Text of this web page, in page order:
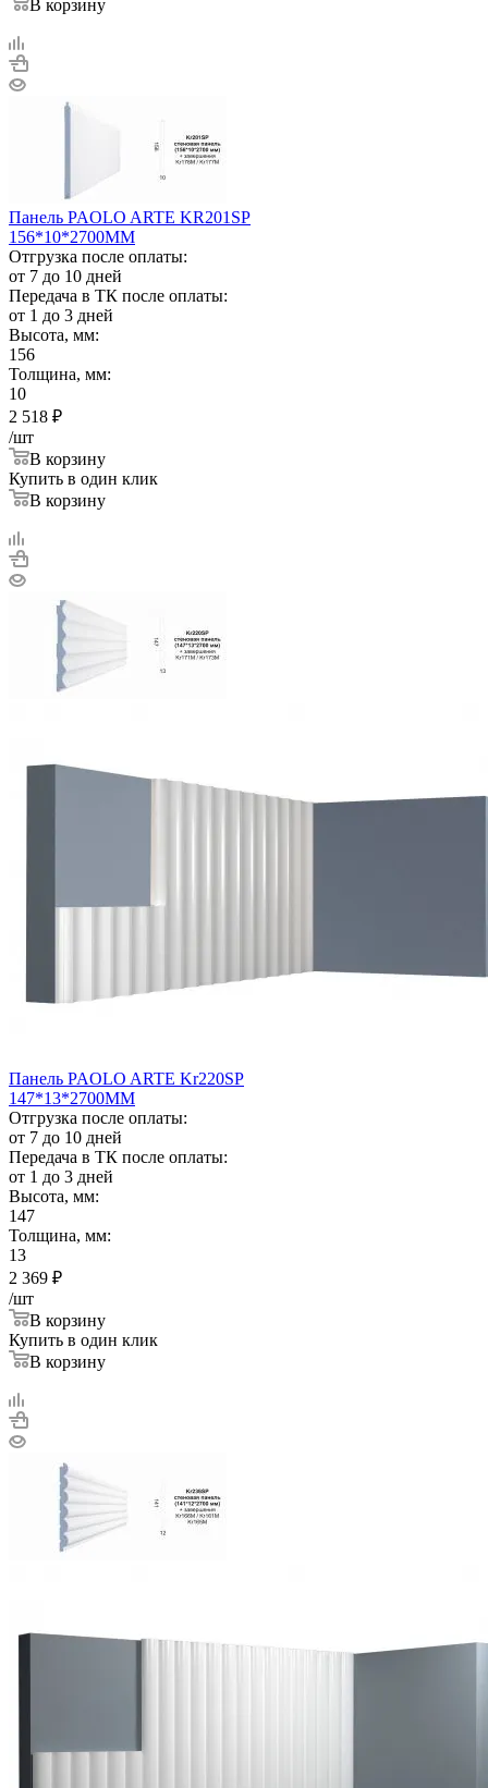
В корзину
Панель PAOLO ARTE KR201SP
156*10*2700ММ
Отгрузка после оплаты:
от 7 до 10 дней
Передача в ТК после оплаты:
от 1 до 3 дней
Высота, мм:
156
Толщина, мм:
10
2 518 ₽
/шт
В корзину
Купить в один клик
В корзину
Панель PAOLO ARTE Kr220SP
147*13*2700ММ
Отгрузка после оплаты:
от 7 до 10 дней
Передача в ТК после оплаты:
от 1 до 3 дней
Высота, мм:
147
Толщина, мм:
13
2 369 ₽
/шт
В корзину
Купить в один клик
В корзину